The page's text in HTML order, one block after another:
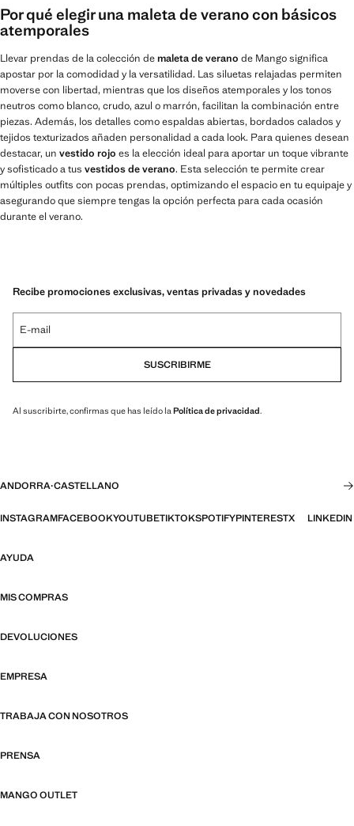
Por qué elegir una maleta de verano con básicos
atemporales
Llevar prendas de la colección demaleta de verano de Mango significa
apostar por la comodidad y la versatilidad. Las siluetas relajadas permiten
moverse con libertad, mientras que los diseños atemporales y los tonos
neutros como blanco, crudo, azul o marrón, facilitan la combinación entre
piezas. Además, los detalles como espaldas abiertas, bordados calados y
tejidos texturizados añaden personalidad a cada look. Para quienes desean
destacar, un vestido rojo es la elección ideal para aportar un toque vibrante
y sofisticado a tus vestidos de verano. Esta selección te permite crear
múltiples outfits con pocas prendas, optimizando el espacio en tu equipaje y
asegurando que siempre tengas la opción perfecta para cada ocasión
durante el verano.
Recibe promociones exclusivas, ventas privadas y novedades
E-mail
SUSCRIBIRME
Al suscribirte, confirmas que has leído la Política de privacidad.
ANDORRA·CASTELLANO
INSTAGRAMFACEBOOKYOUTUBETIKTOKSPOTIFYPINTERESTX LINKEDIN
AYUDA
MIS COMPRAS
DEVOLUCIONES
EMPRESA
TRABAJA CON NOSOTROS
PRENSA
MANGO OUTLET